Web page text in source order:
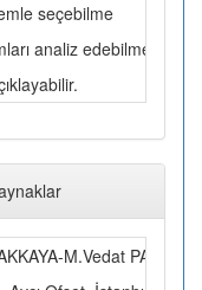
seçebilme
analiz edebilme
M.Vedat